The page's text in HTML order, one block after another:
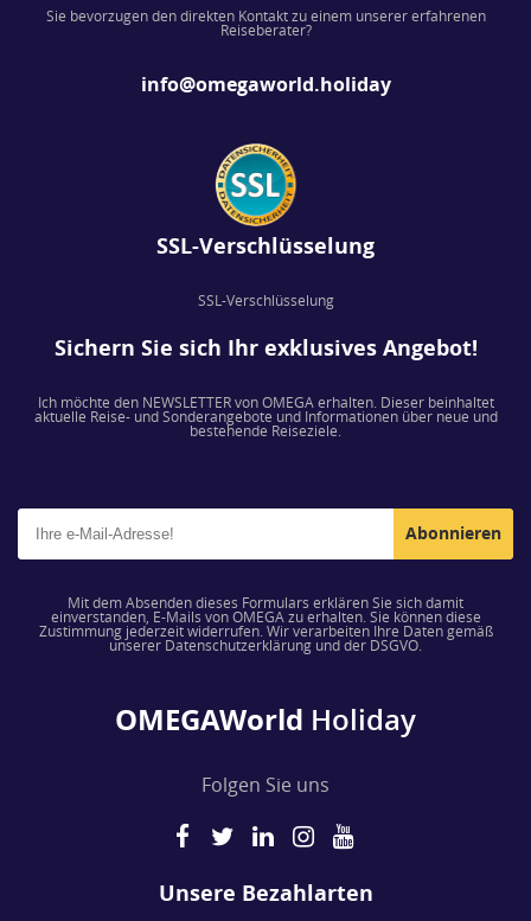
Sie bevorzugen den direkten Kontakt zu einem unserer erfahrenen
Reiseberater?
info@omegaworld.holiday
SSL-Verschlüsselung
SSL-Verschlüsselung
Sichern Sie sich Ihr exklusives Angebot!
Ich möchte den NEWSLETTER von OMEGA erhalten. Dieser beinhaltet
aktuelle Reise- und Sonderangebote und Informationen über neue und
bestehende Reiseziele.
Abonnieren
Mit dem Absenden dieses Formulars erklären Sie sich damit
einverstanden, E-Mails von OMEGA zu erhalten. Sie können diese
Zustimmung jederzeit widerrufen. Wir verarbeiten Ihre Daten gemäß
unserer Datenschutzerklärung und der DSGVO.
OMEGAWorld Holiday
Folgen Sie uns
Unsere Bezahlarten